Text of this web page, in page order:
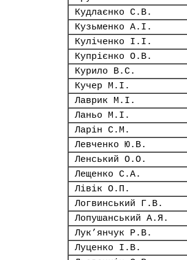
Кудлаєнко С.В.
Кузьменко А.І.
Куліченко І.І.
Купрієнко О.В.
Курило В.С.
Кучер М.І.
Лаврик М.І.
Ланьо М.І.
Ларін С.М.
Левченко Ю.В.
Ленський О.О.
Лещенко С.А.
Лівік О.П.
Логвинський Г.В.
Лопушанський А.Я.
Лук’янчук Р.В.
Луценко І.В.